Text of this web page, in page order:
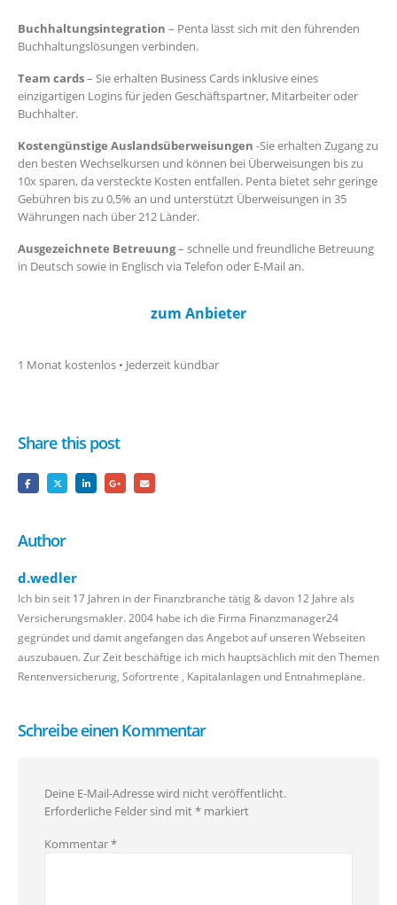
Buchhaltungsintegration – Penta lässt sich mit den führenden
Buchhaltungslösungen verbinden.
Team cards– Sie erhalten Business Cards inklusive eines
einzigartigen Logins für jeden Geschäftspartner, Mitarbeiter oder
Buchhalter.
Kostengünstige Auslandsüberweisungen -Sie erhalten Zugang zu
den besten Wechselkursen und können bei Überweisungen bis zu
10x sparen, da versteckte Kosten entfallen. Penta bietet sehr geringe
Gebühren bis zu 0,5% an und unterstützt Überweisungen in 35
Währungen nach über 212 Länder.
Ausgezeichnete Betreuung– schnelle und freundliche Betreuung
in Deutsch sowie in Englisch via Telefon oder E-Mail an.
zum Anbieter
1 Monat kostenlos • Jederzeit kündbar
Share this post
Author
d.wedler
Ich bin seit 17 Jahren in der Finanzbranche tätig & davon 12 Jahre als
Versicherungsmakler. 2004 habe ich die Firma Finanzmanager24
gegründet und damit angefangen das Angebot auf unseren Webseiten
auszubauen. Zur Zeit beschäftige ich mich hauptsächlich mit den Themen
Rentenversicherung, Sofortrente , Kapitalanlagen und Entnahmepläne.
Schreibe einen Kommentar
Deine E-Mail-Adresse wird nicht veröffentlicht.
Erforderliche Felder sind mit* markiert
Kommentar*